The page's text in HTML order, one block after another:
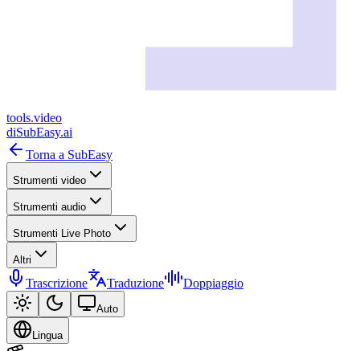
tools.video
diSubEasy.ai
Torna a SubEasy
Strumenti video
Strumenti audio
Strumenti Live Photo
Altri
Trascrizione Traduzione Doppiaggio
Auto
Lingua